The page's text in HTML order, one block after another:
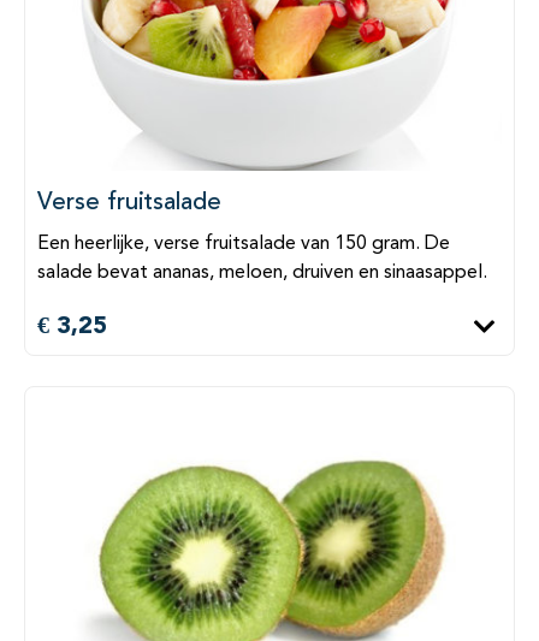
Verse fruitsalade
Een heerlijke, verse fruitsalade van 150 gram. De
salade bevat ananas, meloen, druiven en sinaasappel.
€ 3,25